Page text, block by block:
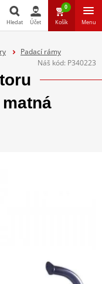
Hledat
Hledat Účet
0
Košík Menu
Padací rámy
Náš kód: P340223
matná